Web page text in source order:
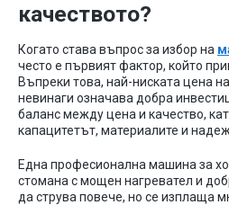
качеството?
Когато става въпрос за избор на
често е първият фактор, който
Въпреки това, най-ниската цена
невинаги означава добра
баланс между цена и качество,
капацитетът, материалите и
Една професионална машина за
стомана с мощен нагревател и
да струва повече, но се изплаща